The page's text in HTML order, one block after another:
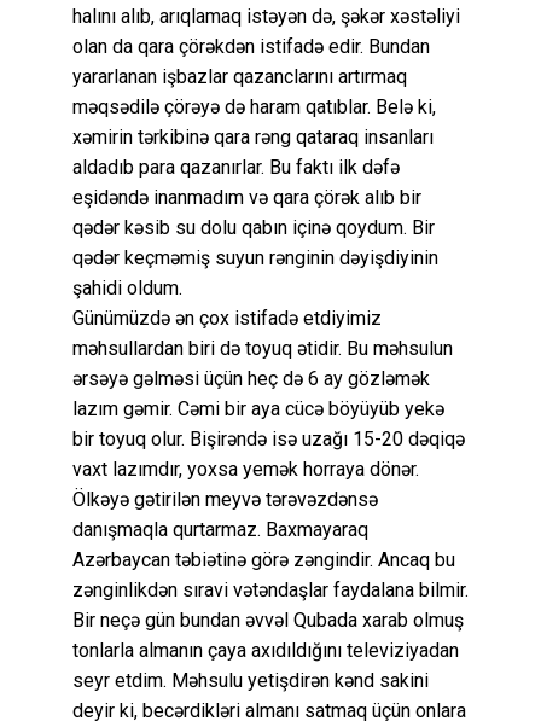
halını alıb, arıqlamaq istəyən də, şəkər xəstəliyi
olan da qara çörəkdən istifadə edir. Bundan
yararlanan işbazlar qazanclarını artırmaq
məqsədilə çörəyə də haram qatıblar. Belə ki,
xəmirin tərkibinə qara rəng qataraq insanları
aldadıb para qazanırlar. Bu faktı ilk dəfə
eşidəndə inanmadım və qara çörək alıb bir
qədər kəsib su dolu qabın içinə qoydum. Bir
qədər keçməmiş suyun rənginin dəyişdiyinin
şahidi oldum.
Günümüzdə ən çox istifadə etdiyimiz
məhsullardan biri də toyuq ətidir. Bu məhsulun
ərsəyə gəlməsi üçün heç də 6 ay gözləmək
lazım gəmir. Cəmi bir aya cücə böyüyüb yekə
bir toyuq olur. Bişirəndə isə uzağı 15-20 dəqiqə
vaxt lazımdır, yoxsa yemək horraya dönər.
Ölkəyə gətirilən meyvə tərəvəzdənsə
danışmaqla qurtarmaz. Baxmayaraq
Azərbaycan təbiətinə görə zəngindir. Ancaq bu
zənginlikdən sıravi vətəndaşlar faydalana bilmir.
Bir neçə gün bundan əvvəl Qubada xarab olmuş
tonlarla almanın çaya axıdıldığını televiziyadan
seyr etdim. Məhsulu yetişdirən kənd sakini
deyir ki, becərdikləri almanı satmaq üçün onlara